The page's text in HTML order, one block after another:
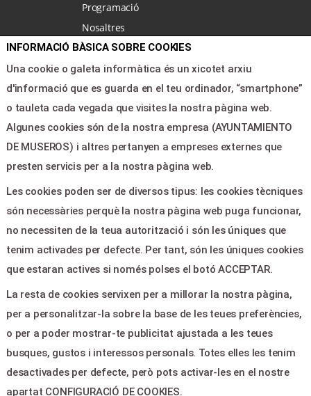
Programació
Nosaltres
Notícies
Àrea clients
Contacte
LEGAL & PAGOS
Ajuda
Avís legal
Política de privacitat
Contactar
CONTACTE
MUSEROS 46136
casadecultura@museros.es
+34 961441680
INFORMACIÓ BÀSICA SOBRE COOKIES
Una cookie o galeta informàtica és un xicotet arxiu
d'informació que es guarda en el teu ordinador, “smartphone”
o tauleta cada vegada que visites la nostra pàgina web.
Algunes cookies són de la nostra empresa (AYUNTAMIENTO
DE MUSEROS) i altres pertanyen a empreses externes que
presten servicis per a la nostra pàgina web.
Les cookies poden ser de diversos tipus: les cookies tècniques
són necessàries perquè la nostra pàgina web puga funcionar,
no necessiten de la teua autorització i són les úniques que
tenim activades per defecte. Per tant, són les úniques cookies
que estaran actives si només polses el botó ACCEPTAR.
La resta de cookies servixen per a millorar la nostra pàgina,
per a personalitzar-la sobre la base de les teues preferències,
o per a poder mostrar-te publicitat ajustada a les teues
busques, gustos i interessos personals. Totes elles les tenim
desactivades per defecte, però pots activar-les en el nostre
apartat CONFIGURACIÓ DE COOKIES.